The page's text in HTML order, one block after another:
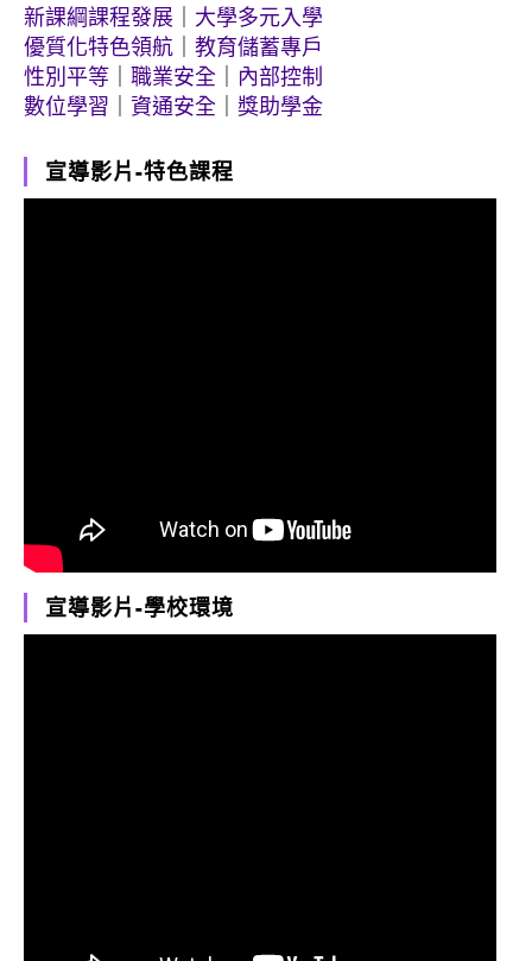
新課綱課程發展
大學多元入學
優質化特色領航
教育儲蓄專戶
性別平等
職業安全
內部控制
數位學習
資通安全 獎助學金
宣導影片-特色課程
宣導影片-學校環境